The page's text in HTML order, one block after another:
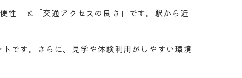
性」と「交通アクセスの良さ」です。駅から近
です。さらに、見学や体験利用がしやすい環境